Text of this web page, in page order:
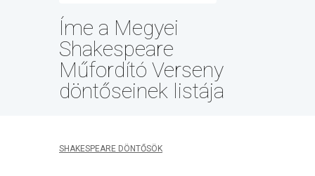
Íme a Megyei
Shakespeare
Műfordító Verseny
döntőseinek listája
SHAKESPEARE DÖNTŐSÖK